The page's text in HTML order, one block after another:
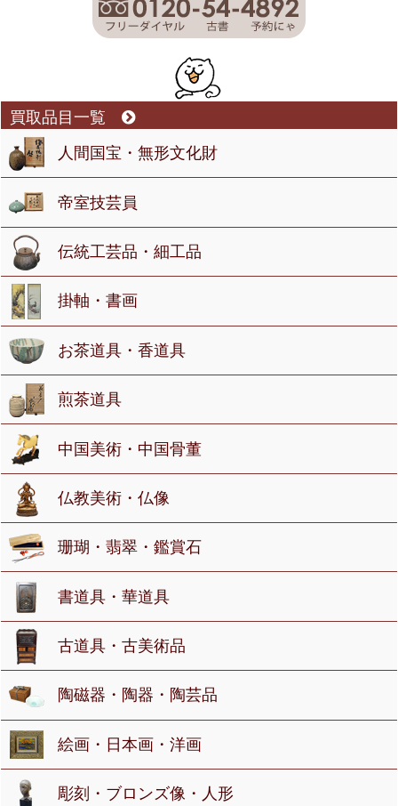
買取品目一覧
人間国宝・無形文化財
帝室技芸員
伝統工芸品・細工品
掛軸・書画
お茶道具・香道具
煎茶道具
中国美術・中国骨董
仏教美術・仏像
珊瑚・翡翠・鑑賞石
書道具・華道具
古道具・古美術品
陶磁器・陶器・陶芸品
絵画・日本画・洋画
彫刻・ブロンズ像・人形